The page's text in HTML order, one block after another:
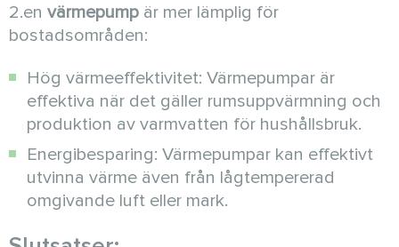
2.en värmepump är mer lämplig för
bostadsområden:
Hög värmeeffektivitet: Värmepumpar är
effektiva när det gäller rumsuppvärmning och
produktion av varmvatten för hushållsbruk.
Energibesparing: Värmepumpar kan effektivt
utvinna värme även från lågtempererad
omgivande luft eller mark.